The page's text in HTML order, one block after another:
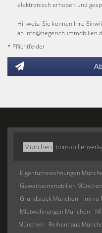
elektronisch erhoben und
Hinweis: Sie können Ihre
an info@hegerich-
* Pflichtfelder
München
Eigentumswohnungen
Gewerbeimmobilien München
Grundstück München
Immo
Mietwohnungen München
München
Reihenhaus